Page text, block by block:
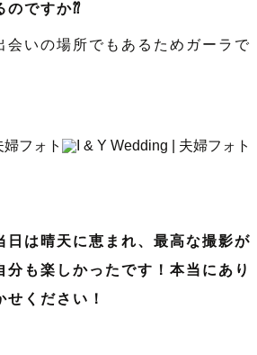
のですか⁇
いの場所でもあるためガーラで
は晴天に恵まれ、最高な撮影が
も楽しかったです！本当にあり
ください！